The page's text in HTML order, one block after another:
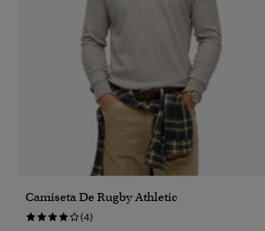
Camiseta De Rugby Athletic
(4)